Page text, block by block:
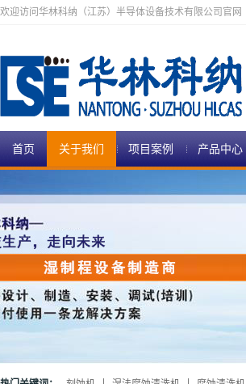
欢迎访问华林科纳（江苏）半导体设备技术有限公司官网
首页 关于我们 项目案例 产品中心